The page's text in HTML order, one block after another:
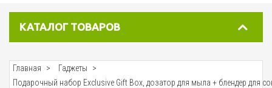
КАТАЛОГ ТОВАРОВ
Главная
Гаджеты
Подарочный набор Exclusive Gift Box, дозатор для мыла + блендер для